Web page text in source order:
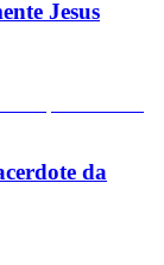
Jesus
da